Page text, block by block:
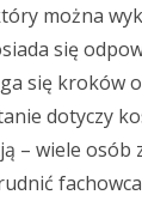
można
się
się kroków
dotyczy
– wiele osób